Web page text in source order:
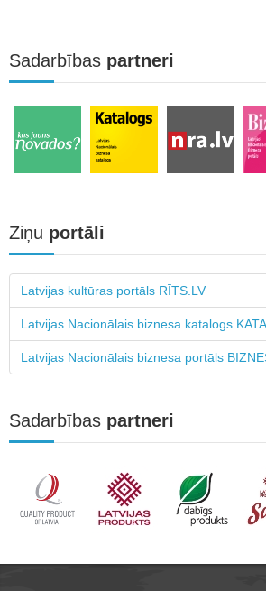
Sadarbības partneri
Ziņu portāli
Latvijas kultūras portāls RĪTS.LV
Latvijas Nacionālais biznesa katalogs
Latvijas Nacionālais biznesa portāls
Sadarbības partneri